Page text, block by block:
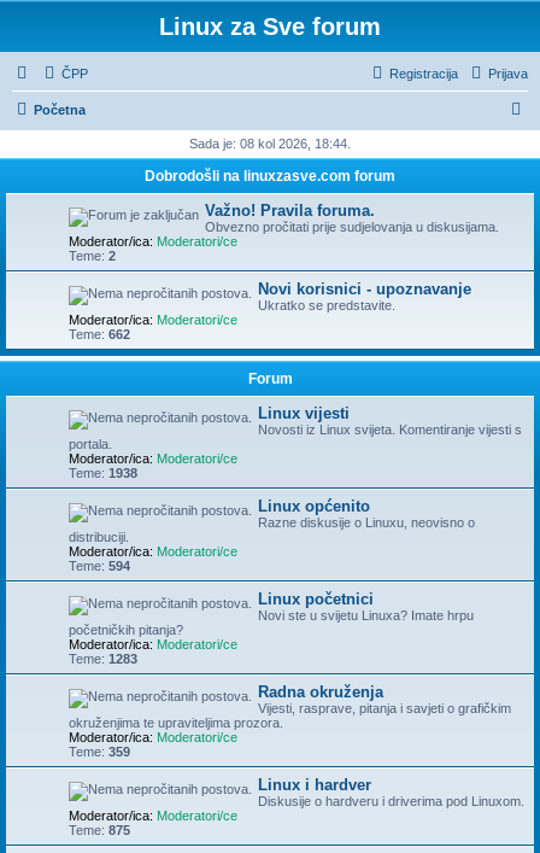
Linux za Sve forum
ČPP Prijava
Registracija
Početna
t
Sada je: 08 kol 2026, 18:44.
Dobrodošli na linuxzasve.com forum
Važno! Pravila foruma.
Obvezno pročitati prije sudjelovanja u diskusijama.
Moderator/ica: Moderatori/ce
Teme: 2
Novi korisnici - upoznavanje
Ukratko se predstavite.
Moderator/ica: Moderatori/ce
Teme: 662
Forum
Linux vijesti
Novosti iz Linux svijeta. Komentiranje vijesti s
portala.
Moderator/ica: Moderatori/ce
Teme: 1938
Linux općenito
Razne diskusije o Linuxu, neovisno o
distribuciji.
Moderator/ica: Moderatori/ce
Teme: 594
Linux početnici
Novi ste u svijetu Linuxa? Imate hrpu
početničkih pitanja?
Moderator/ica: Moderatori/ce
Teme: 1283
Radna okruženja
Vijesti, rasprave, pitanja i savjeti o grafičkim
okruženjima te upraviteljima prozora.
Moderator/ica: Moderatori/ce
Teme: 359
Linux i hardver
Diskusije o hardveru i driverima pod Linuxom.
Moderator/ica: Moderatori/ce
Teme: 875